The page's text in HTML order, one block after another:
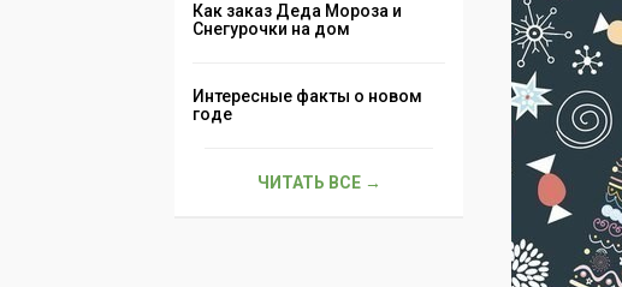
Как заказ Деда Мороза и
Снегурочки на дом
Интересные факты о новом
годе
ЧИТАТЬ ВСЕ →